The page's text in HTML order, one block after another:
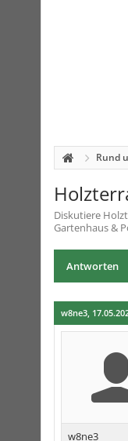
Rund
Diskutiere
Gartenhaus &
Antworten
w8ne3,
w8ne3